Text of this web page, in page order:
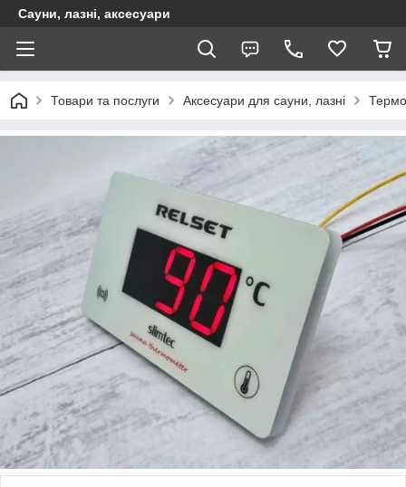
Сауни, лазні, аксесуари
Товари та послуги Аксесуари для сауни, лазні